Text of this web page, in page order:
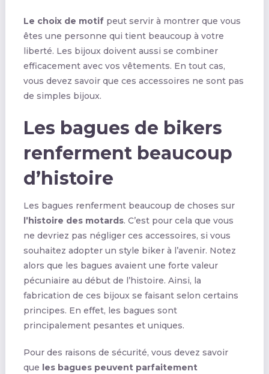
Le choix de motifpeut servir à montrer que vous
êtes une personne qui tient beaucoup à votre
liberté. Les bijoux doivent aussi se combiner
efficacement avec vos vêtements. En tout cas,
vous devez savoir que ces accessoires ne sont pas
de simples bijoux.
Les bagues de bikers
renferment beaucoup
d’histoire
Les bagues renferment beaucoup de choses sur
l’histoire des motards. C’est pour cela que vous
ne devriez pas négliger ces accessoires, si vous
souhaitez adopter un style biker à l’avenir. Notez
alors que les bagues avaient une forte valeur
pécuniaire au début de l’histoire. Ainsi, la
fabrication de ces bijoux se faisant selon certains
principes. En effet, les bagues sont
principalement pesantes et uniques.
Pour des raisons de sécurité, vous devez savoir
que les bagues peuvent parfaitement